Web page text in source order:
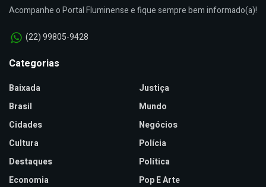
Acompanhe o Portal Fluminense e fique sempre bem informado(a)!
(22) 99805-9428
Categorias
Baixada
Brasil
Cidades
Cultura
Destaques
Economia
Justiça
Mundo
Negócios
Polícia
Política
Pop E Arte